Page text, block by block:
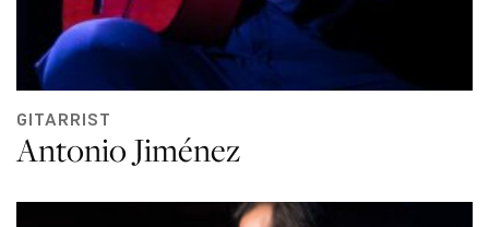
GITARRIST
Antonio Jiménez